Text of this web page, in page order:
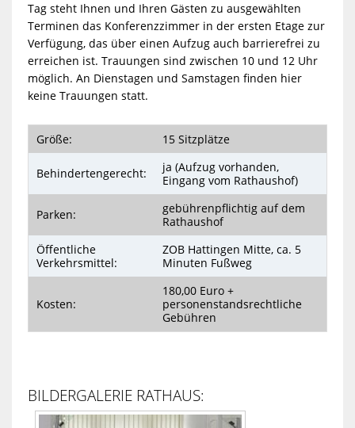
Tag steht Ihnen und Ihren Gästen zu ausgewählten
Terminen das Konferenzzimmer in der ersten Etage zur
Verfügung, das über einen Aufzug auch barrierefrei zu
erreichen ist. Trauungen sind zwischen 10 und 12 Uhr
möglich. An Dienstagen und Samstagen finden hier
keine Trauungen statt.
Größe: 15 Sitzplätze
Behindertengerecht:
ja (Aufzug vorhanden,
Eingang vom Rathaushof)
Parken:
gebührenpflichtig auf dem
Rathaushof
Öffentliche
Verkehrsmittel:
ZOB Hattingen Mitte, ca. 5
Minuten Fußweg
Kosten:
180,00 Euro +
personenstandsrechtliche
Gebühren
BILDERGALERIE RATHAUS: